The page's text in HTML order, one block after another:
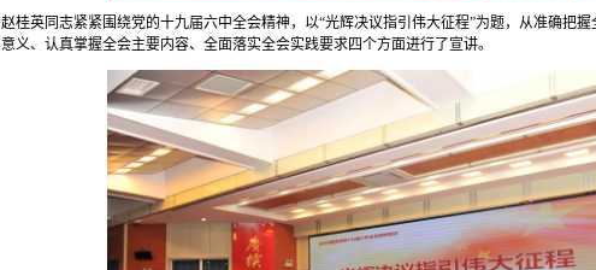
赵桂英同志紧紧围绕党的十九届六中全会精神，以“光辉决议指引伟大征程”为题，从准确把
意义、认真掌握全会主要内容、全面落实全会实践要求四个方面进行了宣讲。